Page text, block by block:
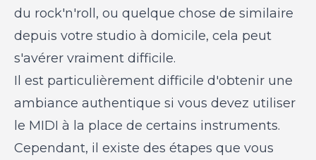
du rock'n'roll, ou quelque chose de similaire
depuis votre studio à domicile, cela peut
s'avérer vraiment difficile.
Il est particulièrement difficile d'obtenir une
ambiance authentique si vous devez utiliser
le MIDI à la place de certains instruments.
Cependant, il existe des étapes que vous